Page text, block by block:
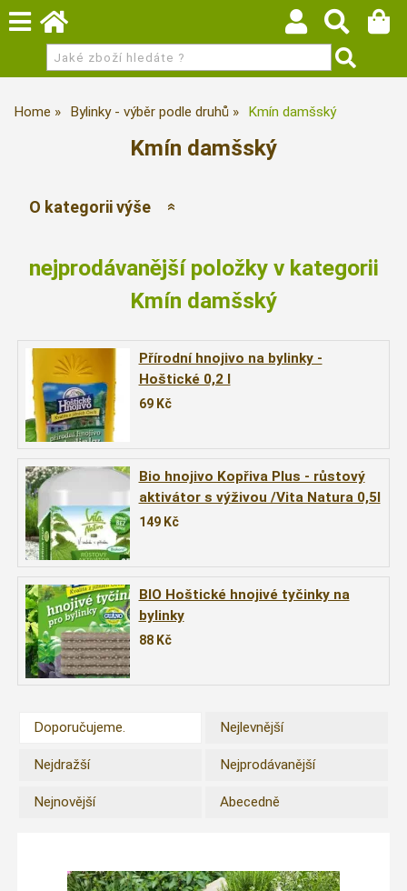
Home Bylinky - výběr podle druhů Kmín damšský
Kmín damšský
O kategorii výše
nejprodávanější položky v kategorii
Kmín damšský
Přírodní hnojivo na bylinky -
Hoštické 0,2 l
69 Kč
Bio hnojivo Kopřiva Plus - růstový
aktivátor s výživou /Vita Natura 0,5l
149 Kč
BIO Hoštické hnojivé tyčinky na
bylinky
88 Kč
Doporučujeme. Nejlevnější
Nejdražší Nejprodávanější
Nejnovější Abecedně